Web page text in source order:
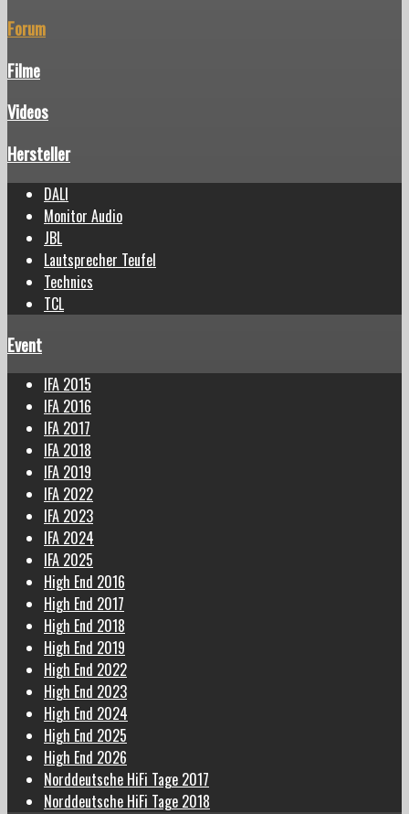
Forum
Filme
Videos
Hersteller
DALI
Monitor Audio
JBL
Lautsprecher Teufel
Technics
TCL
Event
IFA 2015
IFA 2016
IFA 2017
IFA 2018
IFA 2019
IFA 2022
IFA 2023
IFA 2024
IFA 2025
High End 2016
High End 2017
High End 2018
High End 2019
High End 2022
High End 2023
High End 2024
High End 2025
High End 2026
Norddeutsche HiFi Tage 2017
Norddeutsche HiFi Tage 2018